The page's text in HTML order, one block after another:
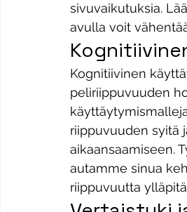
sivuvaikutuksia.
avulla voit
Kognitiivinen
peliriippuvuuden
riippuvuuden syitä
aikaansaamiseen.
autamme sinua
riippuvuutta